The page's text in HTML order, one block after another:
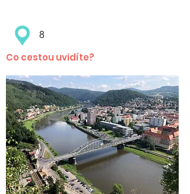
8
Co cestou uvidíte?